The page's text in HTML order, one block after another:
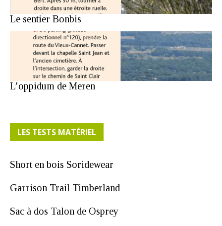
Le sentier Bonbis
L’oppidum de Meren
LES TESTS MATÉRIEL
Short en bois Soridewear
Garrison Trail Timberland
Sac à dos Talon de Osprey